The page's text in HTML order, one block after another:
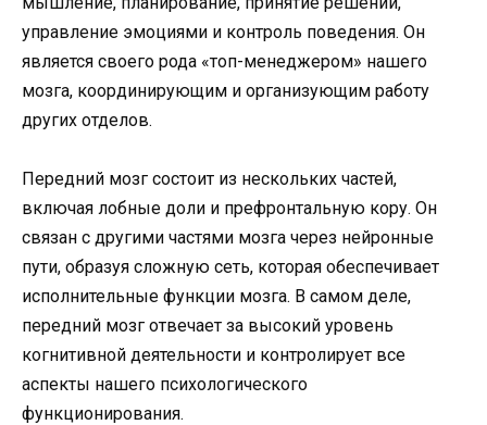
управление эмоциями и контроль поведения. Он
является своего рода «топ-менеджером» нашего
мозга, координирующим и организующим работу
других отделов.
Передний мозг состоит из нескольких частей,
включая лобные доли и префронтальную кору. Он
связан с другими частями мозга через нейронные
пути, образуя сложную сеть, которая обеспечивает
исполнительные функции мозга. В самом деле,
передний мозг отвечает за высокий уровень
когнитивной деятельности и контролирует все
аспекты нашего психологического
функционирования.